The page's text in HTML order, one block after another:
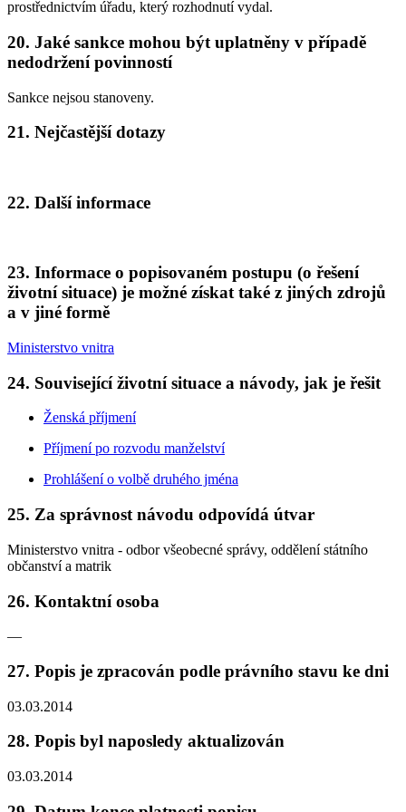
prostřednictvím úřadu, který rozhodnutí vydal.
20. Jaké sankce mohou být uplatněny v případě
nedodržení povinností
Sankce nejsou stanoveny.
21. Nejčastější dotazy
22. Další informace
23. Informace o popisovaném postupu (o řešení
životní situace) je možné získat také z jiných zdrojů
a v jiné formě
Ministerstvo vnitra
24. Související životní situace a návody, jak je řešit
Ženská příjmení
Příjmení po rozvodu manželství
Prohlášení o volbě druhého jména
25. Za správnost návodu odpovídá útvar
Ministerstvo vnitra - odbor všeobecné správy, oddělení státního
občanství a matrik
26. Kontaktní osoba
—
27. Popis je zpracován podle právního stavu ke dni
03.03.2014
28. Popis byl naposledy aktualizován
03.03.2014